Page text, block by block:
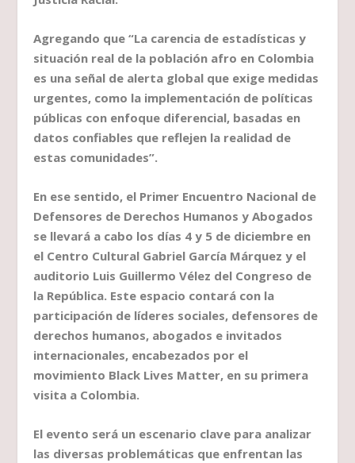
Agregando que “La carencia de estadísticas y
situación real de la población afro en Colombia
es una señal de alerta global que exige medidas
urgentes, como la implementación de políticas
públicas con enfoque diferencial, basadas en
datos confiables que reflejen la realidad de
estas comunidades”.
En ese sentido, el Primer Encuentro Nacional de
Defensores de Derechos Humanos y Abogados
se llevará a cabo los días 4 y 5 de diciembre en
el Centro Cultural Gabriel García Márquez y el
auditorio Luis Guillermo Vélez del Congreso de
la República. Este espacio contará con la
participación de líderes sociales, defensores de
derechos humanos, abogados e invitados
internacionales, encabezados por el
movimiento Black Lives Matter, en su primera
visita a Colombia.
El evento será un escenario clave para analizar
las diversas problemáticas que enfrentan las